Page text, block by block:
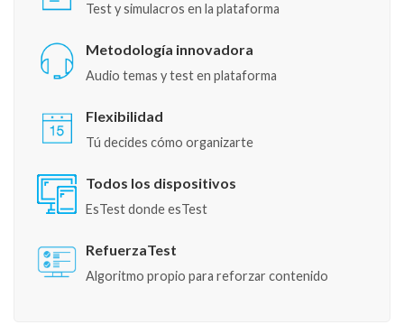
Test y simulacros en la plataforma
Metodología innovadora
Audio temas y test en plataforma
Flexibilidad
Tú decides cómo organizarte
Todos los dispositivos
EsTest donde esTest
RefuerzaTest
Algoritmo propio para reforzar contenido